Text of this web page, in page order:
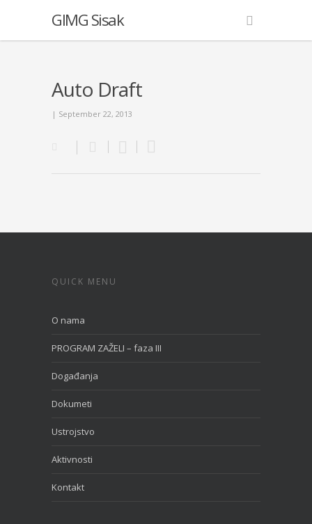
GIMG Sisak
Auto Draft
| September 22, 2013
QUICK MENU
O nama
PROGRAM ZAŽELI – faza III
Događanja
Dokumeti
Ustrojstvo
Aktivnosti
Kontakt